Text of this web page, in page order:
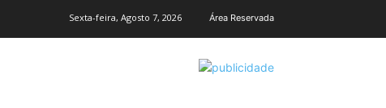
Sexta-feira, Agosto 7, 2026 Área Reservada